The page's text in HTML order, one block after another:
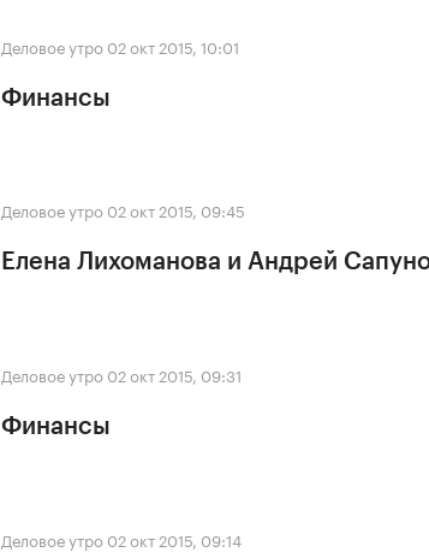
Деловое утро 02 окт 2015, 10:01
Финансы
Деловое утро 02 окт 2015, 09:45
Елена Лихоманова и Андрей
Деловое утро 02 окт 2015, 09:31
Финансы
Деловое утро 02 окт 2015, 09:14